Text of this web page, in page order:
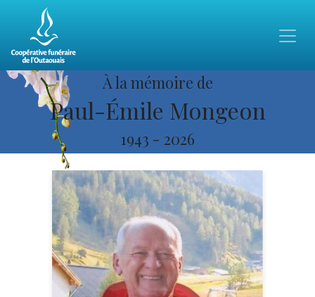
À la mémoire de
Paul-Émile Mongeon
1943 - 2026